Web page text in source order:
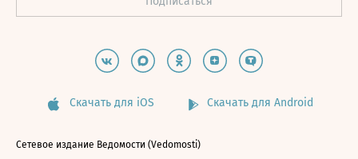
Скачать для iOS Скачать для Android
Сетевое издание Ведомости (Vedomosti)